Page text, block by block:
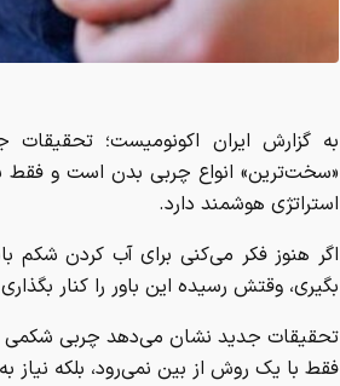
به گزارش ایران اکونومیست؛
«سخت‌ترین» انواع چربی بدن است و فقط
استراتژی هوشمند دارد.
اگر هنوز فکر می‌کنی برای آب کردن شکم
بگیری، وقتش رسیده این باور را کنار
تحقیقات جدید نشان می‌دهد چربی شکمی
فقط با یک روش از بین نمی‌رود، بلکه نیاز